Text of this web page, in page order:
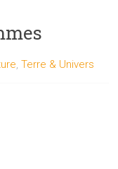
,Terre & Univers